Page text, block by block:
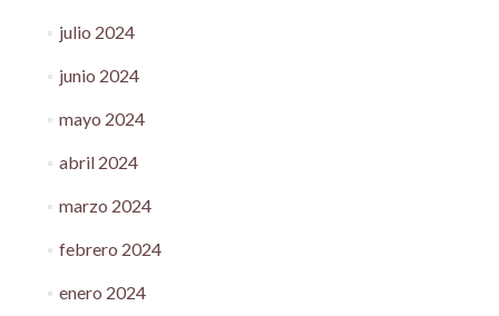
julio 2024
junio 2024
mayo 2024
abril 2024
marzo 2024
febrero 2024
enero 2024